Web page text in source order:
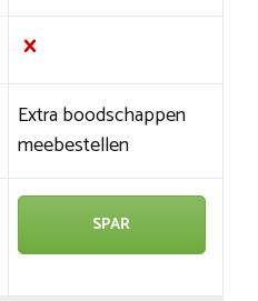
Extra boodschappen
meebestellen
SPAR